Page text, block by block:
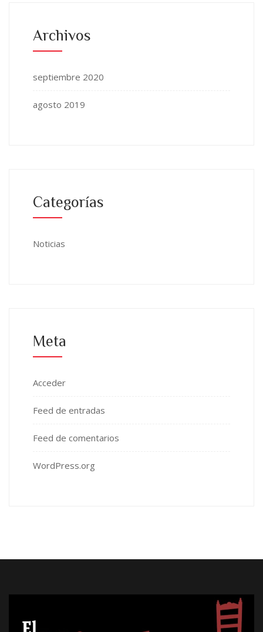
Archivos
septiembre 2020
agosto 2019
Categorías
Noticias
Meta
Acceder
Feed de entradas
Feed de comentarios
WordPress.org